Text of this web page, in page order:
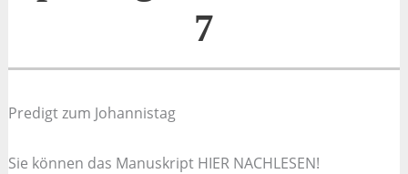
7
Predigt zum Johannistag
Sie können das Manuskript HIER NACHLESEN!